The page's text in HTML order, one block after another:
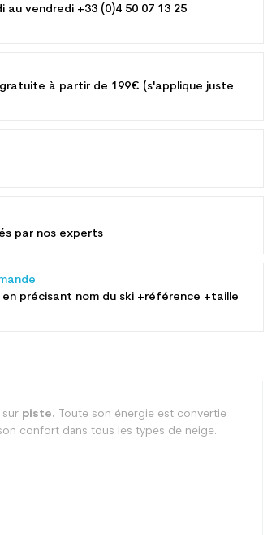
au vendredi +33 (0)4 50 07 13 25
gratuite à partir de 199€ (s'applique juste
par nos experts
en précisant nom du ski +référence +taille
sur piste. Toute son énergie est convertie
confort dans tous les types de neige.